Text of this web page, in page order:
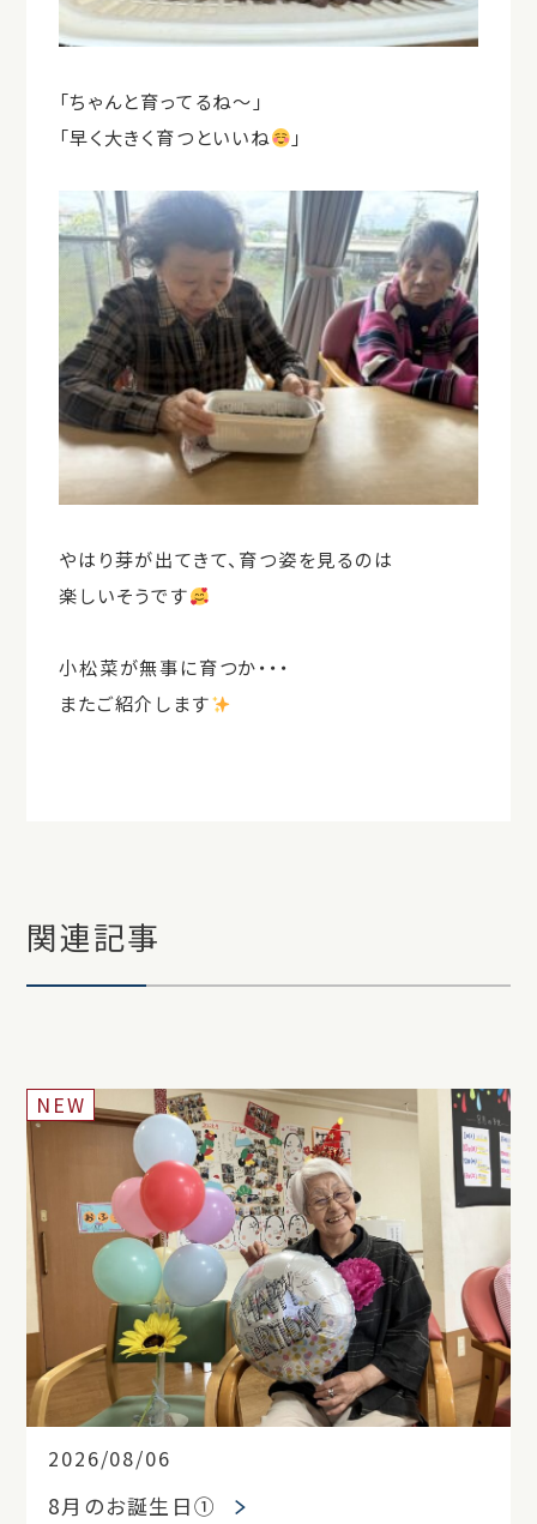
「ちゃんと育ってるね～」
「早く大きく育つといいね
」
やはり芽が出てきて、育つ姿を見るのは
楽しいそうです
小松菜が無事に育つか・・・
またご紹介します
関連記事
2026/08/06
NEW
8月のお誕生日①